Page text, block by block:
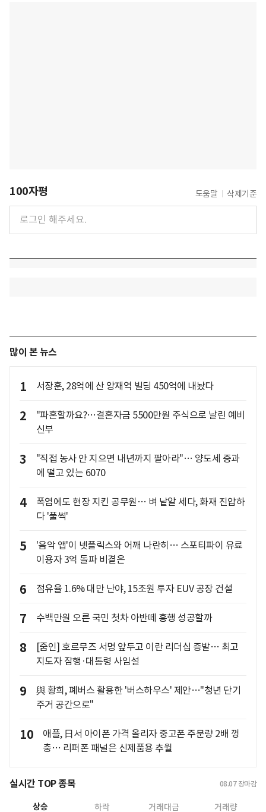
100자평 도움말 삭제기준
많이 본 뉴스
1 서장훈, 28억에 산 양재역 빌딩 450억에 내놨다
2
"파혼할까요?…결혼자금 5500만원 주식으로 날린 예비
신부
3
"직접 농사 안 지으면 내년까지 팔아라"… 양도세 중과
에 떨고 있는 6070
4
폭염에도 현장 지킨 공무원… 벼 낱알 세다, 화재 진압하
다 '풀썩'
5
'음악 앱'이 넷플릭스와 어깨 나란히… 스포티파이 유료
이용자 3억 돌파 비결은
6 점유율 1.6% 대만 난야, 15조원 투자 EUV 공장 건설
7 수백만원 오른 국민 첫차 아반떼 흥행 성공할까
8
[줌인] 호르무즈 서명 앞두고 이란 리더십 증발… 최고
지도자 잠행·대통령 사임설
9
與 황희, 폐버스 활용한 '버스하우스' 제안…"청년 단기
주거 공간으로"
10
애플, 日서 아이폰 가격 올리자 중고폰 주문량 2배 껑
충… 리퍼폰 패널은 신제품용 추월
실시간 TOP 종목 08.07 장마감
상승 하락 거래대금 거래량